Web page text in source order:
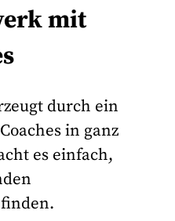
mit
durch ein
in ganz
es einfach,